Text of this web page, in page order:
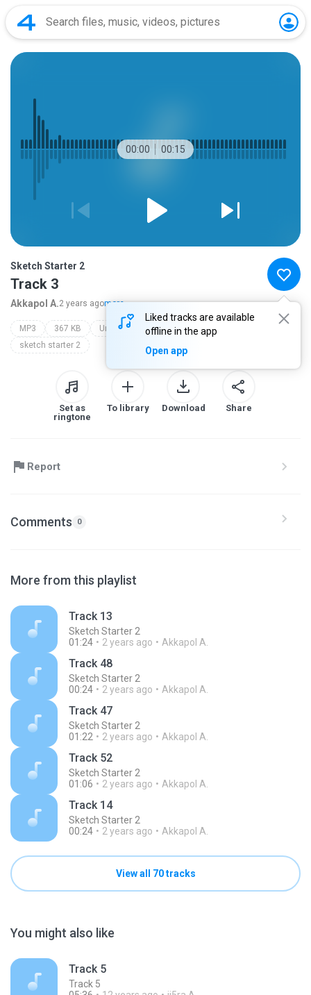
00:00 00:15
Liked tracks are available
offline in the app
Open app
Sketch Starter 2
Track 3
Akkapol A.2 years agomore...
MP3 367 KB Unknown genre
sketch starter 2
Set as
ringtone
To library Download Share
Report
Comments 0
More from this playlist
Track 13
Sketch Starter 2
01:24
2 years ago Akkapol A.
Track 48
Sketch Starter 2
00:24
2 years ago Akkapol A.
Track 47
Sketch Starter 2
01:22
2 years ago Akkapol A.
Track 52
Sketch Starter 2
01:06
2 years ago Akkapol A.
Track 14
Sketch Starter 2
00:24
2 years ago Akkapol A.
View all 70 tracks
You might also like
Track 5
Track 5